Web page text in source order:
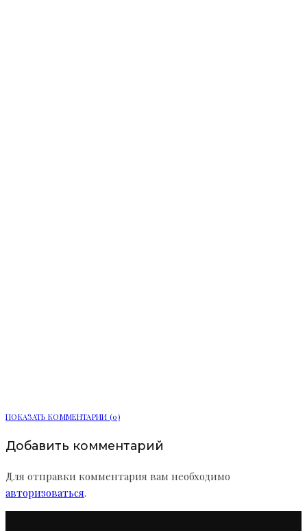
ПОКАЗАТЬ КОММЕНТАРИИ (0)
Добавить комментарий
Для отправки комментария вам необходимо
авторизоваться.